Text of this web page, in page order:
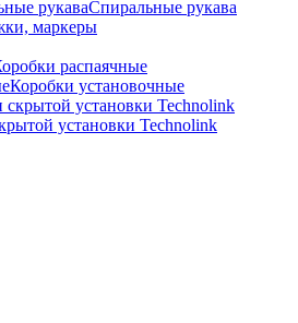
Спиральные рукава
маркеры
распаячные
Коробки установочные
установки Technolink